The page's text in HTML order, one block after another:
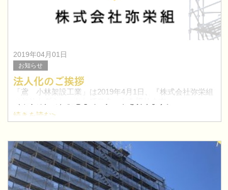
2019年04月01日
お知らせ
法人化のご挨拶
「鳶 小林架設工業」は2019年4月1日、『株式会社弥栄組
株式会社弥栄組の法人化は、更なる会社の発展を目指ざし
当社はこれまで、皆様からの多大な支援を
続きを読む>